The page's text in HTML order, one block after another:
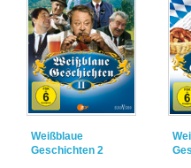
Weißblaue
Geschichten 2